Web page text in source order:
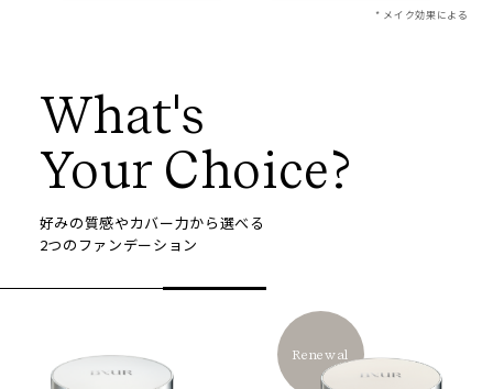
* メイク効果による
What's
Your Choice?
好みの質感やカバー力から選べる
2つのファンデーション
Renewal